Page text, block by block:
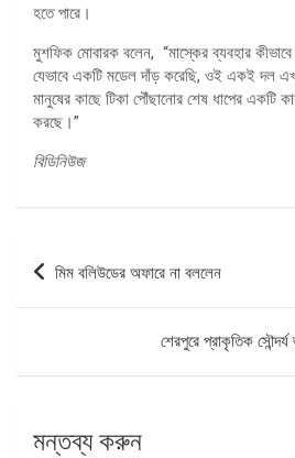
হতে পারে।
মুশফিক মোবারক বলেন, “মাস্কের ব্যবহার
যেভাবে একটি মডেল দাঁড় করেছি, ওই একই দল
মানুষের কাছে টিকা পৌঁছানোর শেষ ধাপের একটি
করছে।”
বিডিনিউজ
পোস্ট
মিম বলিউডের অফারে না বললেন
শেরপুরে প্রাকৃতিক
মন্তব্য করুন